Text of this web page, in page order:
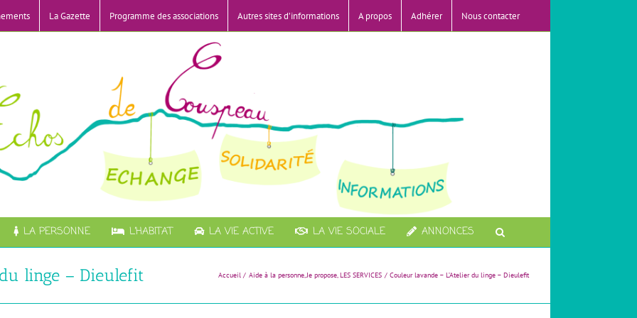
La Gazette Programme des associations Autres sites d’informations A propos Adhérer Nous contacter
LA PERSONNE L’HABITAT LA VIE ACTIVE LA VIE SOCIALE ANNONCES
linge – Dieulefit Accueil Aide à la personne Je propose LES SERVICES Couleur lavande – L’Atelier du linge – Dieulefit